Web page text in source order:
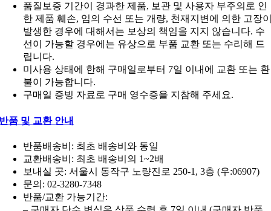
품질보증 기간이 경과한 제품, 보관 및 사용자 부주의로 인
한 제품 훼손, 임의 수선 또는 개량, 천재지변에 의한 고장
발생한 경우에 대해서는 보상의 책임을 지지 않습니다. 수
선이 가능할 경우에는 유상으로 부품 교환 또는 수리해 드
립니다.
미사용 상태에 한해 구매일로부터 7일 이내에 교환 또는 환
불이 가능합니다.
구매일 증빙 자료로 구매 영수증을 지참해 주세요.
품 및 교환 안내
반품배송비: 최초 배송비와 동일
교환배송비: 최초 배송비의 1~2배
보내실 곳: 서울시 동작구 노량진로 250-1, 3층 (우:06907)
문의: 02-3280-7348
반품/교환 가능기간: